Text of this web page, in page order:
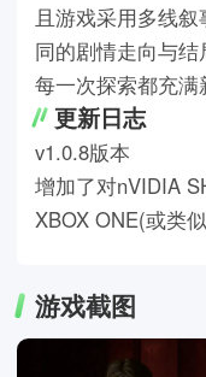
且游戏采用多线
同的剧情走向与
每一次探索都充满
更新日志
v1.0.8版本
增加了对nVIDIA
XBOX ONE(或类
游戏截图